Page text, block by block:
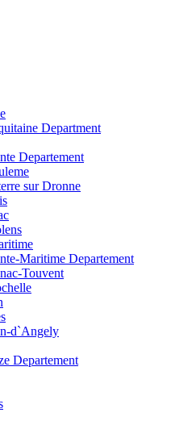
Department
Departement
sur Dronne
Maritime Departement
Touvent
d`Angely
Departement